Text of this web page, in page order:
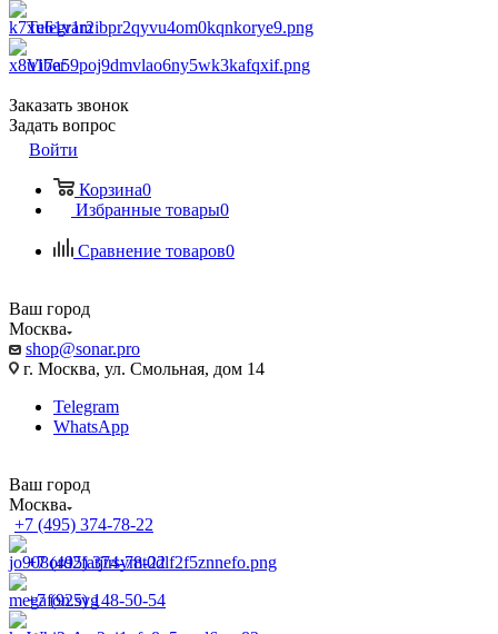
Telegram
Viber
Заказать звонок
Задать вопрос
Войти
Корзина0
Избранные товары0
Сравнение товаров0
Ваш город
Москва
shop@sonar.pro
г. Москва, ул. Смольная, дом 14
Telegram
WhatsApp
Ваш город
Москва
+7 (495) 374-78-22
+7 (495) 374-78-22
+7 (925) 148-50-54